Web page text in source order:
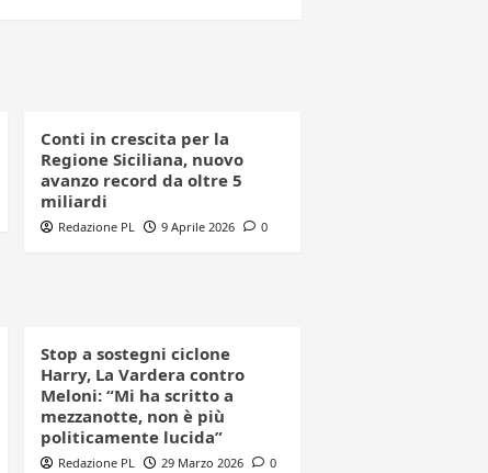
Conti in crescita per la
Regione Siciliana, nuovo
avanzo record da oltre 5
miliardi
Redazione PL 9 Aprile 2026 0
Stop a sostegni ciclone
Harry, La Vardera contro
Meloni: “Mi ha scritto a
mezzanotte, non è più
politicamente lucida”
Redazione PL 29 Marzo 2026 0